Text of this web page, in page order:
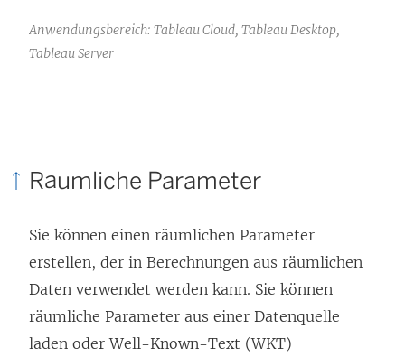
Anwendungsbereich: Tableau Cloud, Tableau Desktop,
Tableau Server
Räumliche Parameter
Sie können einen räumlichen Parameter
erstellen, der in Berechnungen aus räumlichen
Daten verwendet werden kann. Sie können
räumliche Parameter aus einer Datenquelle
laden oder Well-Known-Text (WKT)